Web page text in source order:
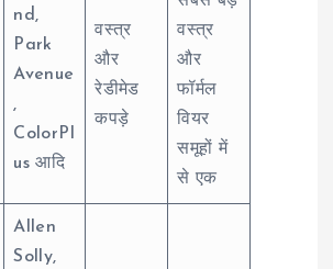
nd,
Park
Avenue
,
ColorPl
us आदि
वस्त्र
और
रेडीमेड
कपड़े
वस्त्र
और
फॉर्मल
वियर
समूहों में
से एक
Allen
Solly,